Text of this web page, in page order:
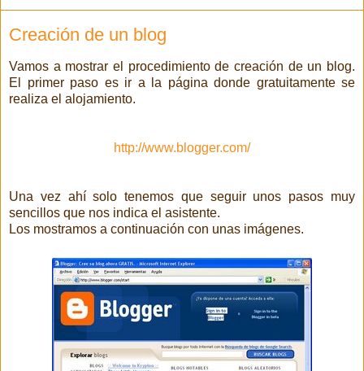
Creación de un blog
Vamos a mostrar el procedimiento de creación de un blog.
El primer paso es ir a la página donde gratuitamente se
realiza el alojamiento.
http://www.blogger.com/
Una vez ahí solo tenemos que seguir unos pasos muy
sencillos que nos indica el asistente.
Los mostramos a continuación con unas imágenes.